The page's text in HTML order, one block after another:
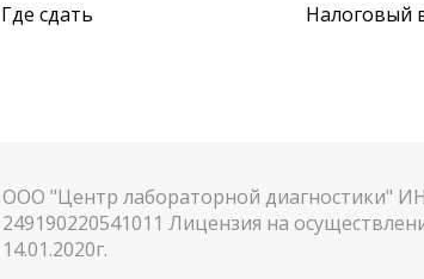
Где сдать
Налоговый
ООО "Центр лабораторной диагностики"
249190220541011 Лицензия на
14.01.2020г.